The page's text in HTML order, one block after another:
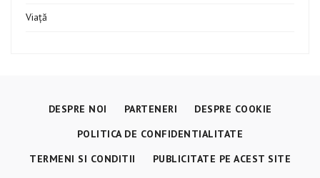
Viață
DESPRE NOI PARTENERI
DESPRE COOKIE
POLITICA DE CONFIDENTIALITATE
TERMENI SI CONDITII
PUBLICITATE PE ACEST SITE